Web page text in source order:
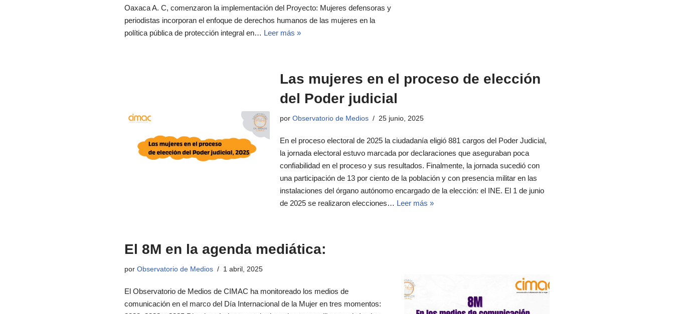
Oaxaca A. C, comenzaron la implementación del Proyecto: Mujeres defensoras y
periodistas incorporan el enfoque de derechos humanos de las mujeres en la
política pública de protección integral en… Leer más »
Las mujeres en el proceso de elección
del Poder judicial
por Observatorio de Medios 25 junio, 2025
En el proceso electoral de 2025 la ciudadanía eligió 881 cargos del Poder Judicial,
la jornada electoral estuvo marcada por declaraciones que aseguraban poca
confiabilidad en el proceso y sus resultados. Finalmente, la jornada sucedió con
una participación de 13 por ciento de la población y con presencia militar en las
instalaciones del órgano autónomo encargado de la elección: el INE. El 1 de junio
de 2025 se realizaron elecciones… Leer más »
El 8M en la agenda mediática:
porObservatorio de Medios 1 abril, 2025
El Observatorio de Medios de CIMAC ha monitoreado los medios de
comunicación en el marco del Día Internacional de la Mujer en tres momentos: